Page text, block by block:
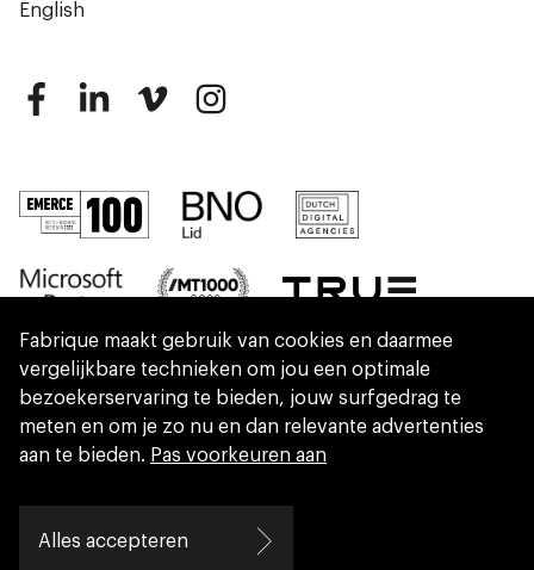
English
We are part of Eidra, a consultancy collective
helping leaders create great change.
Fabrique maakt gebruik van cookies en daarmee
vergelijkbare technieken om jou een optimale
bezoekerservaring te bieden, jouw surfgedrag te
meten en om je zo nu en dan relevante advertenties
aan te bieden. Pas voorkeuren aan
Alles accepteren